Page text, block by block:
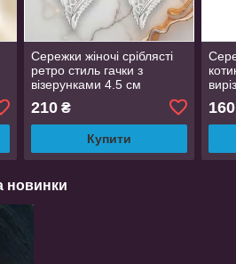
Сережки жіночі сріблясті
ретро стиль гачки з
візерунками 4.5 см
210₴
Купити
160
новинки